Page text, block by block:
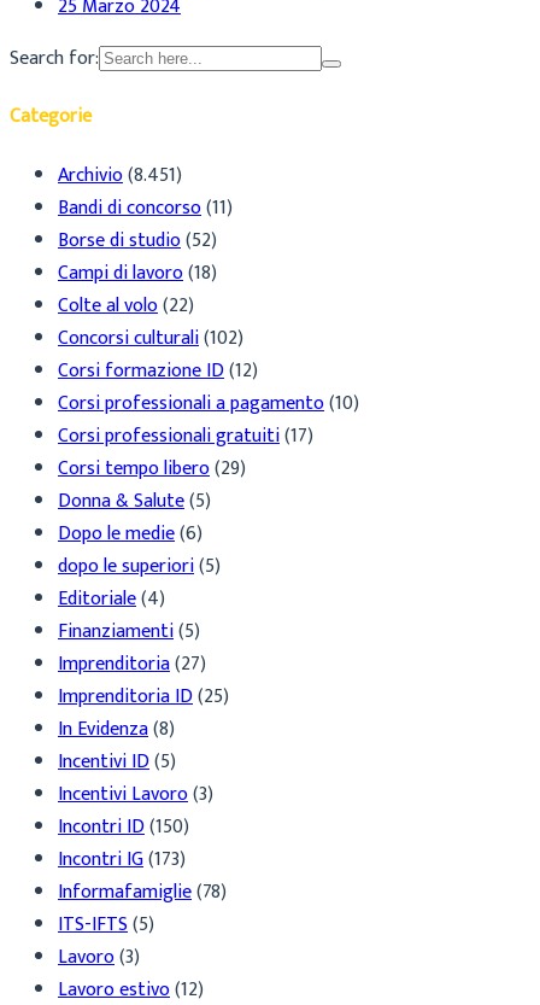
25 Marzo 2024
Search for:
Categorie
Archivio(8.451)
Bandi di concorso(11)
Borse di studio(52)
Campi di lavoro(18)
Colte al volo(22)
Concorsi culturali(102)
Corsi formazione ID(12)
Corsi professionali a pagamento(10)
Corsi professionali gratuiti(17)
Corsi tempo libero(29)
Donna & Salute(5)
Dopo le medie(6)
dopo le superiori(5)
Editoriale(4)
Finanziamenti(5)
Imprenditoria(27)
Imprenditoria ID(25)
In Evidenza(8)
Incentivi ID(5)
Incentivi Lavoro(3)
Incontri ID(150)
Incontri IG(173)
Informafamiglie(78)
ITS-IFTS(5)
Lavoro(3)
Lavoro estivo(12)